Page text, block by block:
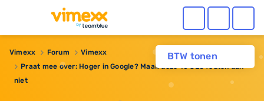
BTW tonen
Vimexx Forum
Vimexx
Praat mee over: Hoger in Google? Maak deze 10 SEO fouten dan
niet